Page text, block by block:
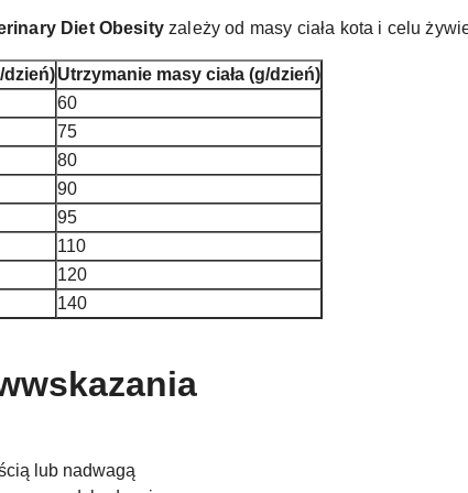
Diet Obesityzależy od masy ciała kota i celu
dzień)Utrzymanie masy ciała (g/dzień)
60
75
80
90
95
110
120
140
lub nadwagą